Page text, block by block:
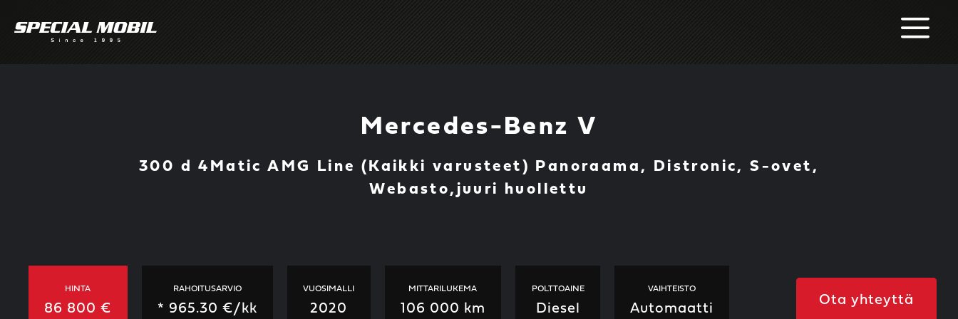
Mercedes-Benz V
300 d 4Matic AMG Line (Kaikki varusteet) Panoraama, Distronic, S-ovet,
Webasto,juuri huollettu
HINTA
86 800 €
RAHOITUSARVIO
* 965.30 €/kk
VUOSIMALLI
2020
MITTARILUKEMA
106 000 km
POLTTOAINE
Diesel
VAIHTEISTO
Automaatti
Ota yhteyttä